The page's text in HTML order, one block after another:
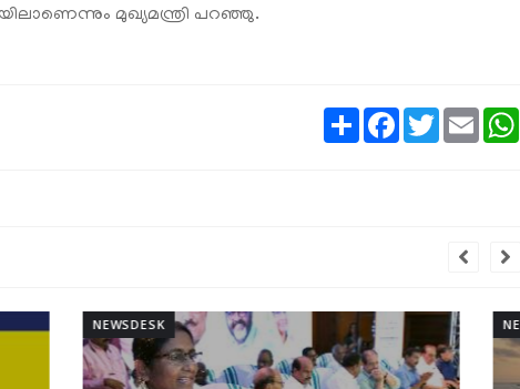
മുഖ്യമന്ത്രി പറഞ്ഞു.
ShareFacebook
TwitterEmail
NEWSDESK